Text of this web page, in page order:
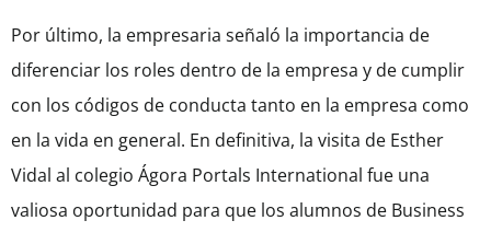
Por último, la empresaria señaló la importancia de
diferenciar los roles dentro de la empresa y de cumplir
con los códigos de conducta tanto en la empresa como
en la vida en general. En definitiva, la visita de Esther
Vidal al colegio Ágora Portals International fue una
valiosa oportunidad para que los alumnos de Business